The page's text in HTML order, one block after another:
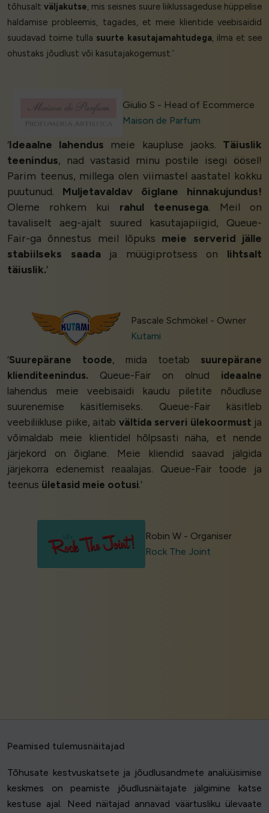
tõhusalt väljakutse, mis seisnes suure liiklussageduse hüppelise
haldamise probleemis, tagades, et meie klientide veebisaidid
suudavad toime tulla suurte kasutajamahtudega, ilma et see
ohustaks jõudlust või kasutajakogemust.’
Giulio S - Head of Ecommerce
Maison de Parfum
‘Ideaalne lahendus meie kaupluse jaoks. Täiuslik
teenindus, nad vastasid minu postile isegi öösel!
Parim teenus, millega olen viimastel aastatel kokku
puutunud. Muljetavaldav õiglane hinnakujundus!
Oleme rohkem kui rahul teenusega. Meil on
tavaliselt aeg-ajalt suured kasutajapiigid, Queue-
Fair-ga õnnestus meil lõpuks meie serverid jälle
stabiilseks saadaja müügiprotsess on lihtsalt
täiuslik.’
Pascale Schmökel - Owner
Kutami
‘Suurepärane toode, mida toetab suurepärane
klienditeenindus. Queue-Fair on olnud ideaalne
lahendus meie veebisaidi kaudu piletite nõudluse
suurenemise käsitlemiseks. Queue-Fair käsitleb
veebiliikluse piike, aitab vältida serveri ülekoormust ja
võimaldab meie klientidel hõlpsasti näha, et nende
järjekord on õiglane. Meie kliendid saavad jälgida
järjekorra edenemist reaalajas. Queue-Fair toode ja
teenus ületasid meie ootusi.’
Robin W - Organiser
Rock The Joint
Peamised tulemusnäitajad
Tõhusate kestvuskatsete ja jõudlusandmete analüüsimise
keskmes on peamiste jõudlusnäitajate jälgimine katse
kestuse ajal. Need näitajad annavad väärtusliku ülevaate